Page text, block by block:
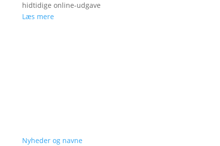
hidtidige online-udgave
Læs mere
Nyheder og navne